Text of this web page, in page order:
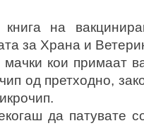
на
за Храна и
кои примаат
од претходно,
да патувате